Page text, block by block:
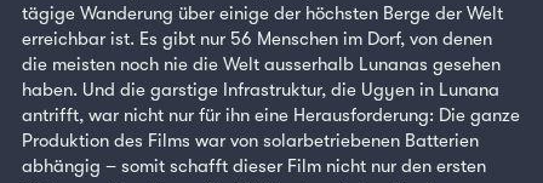
tägige Wanderung über einige der höchsten Berge der Welt
erreichbar ist. Es gibt nur 56 Menschen im Dorf, von denen
die meisten noch nie die Welt ausserhalb Lunanas gesehen
haben. Und die garstige Infrastruktur, die Ugyen in Lunana
antrifft, war nicht nur für ihn eine Herausforderung: Die ganze
Produktion des Films war von solarbetriebenen Batterien
abhängig – somit schafft dieser Film nicht nur den ersten